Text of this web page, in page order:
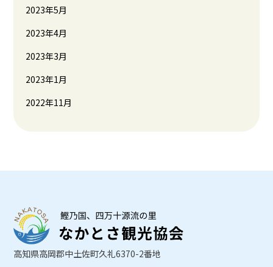
2023年5月
2023年4月
2023年3月
2023年1月
2022年11月
高知県高岡郡中土佐町久礼6370-2番地